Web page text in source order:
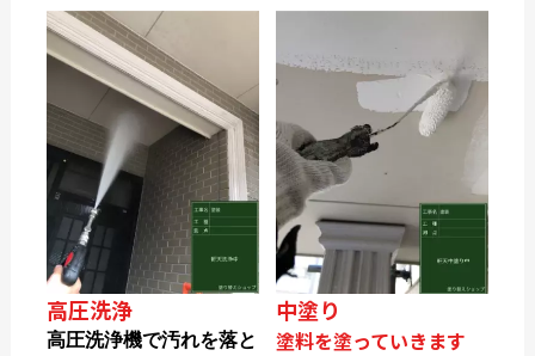
高圧洗浄
高圧洗浄機で汚れを落と
中塗り
塗料を塗っていきます